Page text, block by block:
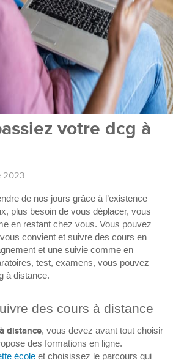
votre dcg à
2023
de nos jours grâce à l’existence
plus besoin de vous déplacer, vous
en restant chez vous. Vous pouvez
convient et suivre des cours en
et une suivie comme en
test, examens, vous pouvez
à distance.
des cours à distance
distance, vous devez avant tout choisir
des formations en ligne.
école et choisissez le parcours qui